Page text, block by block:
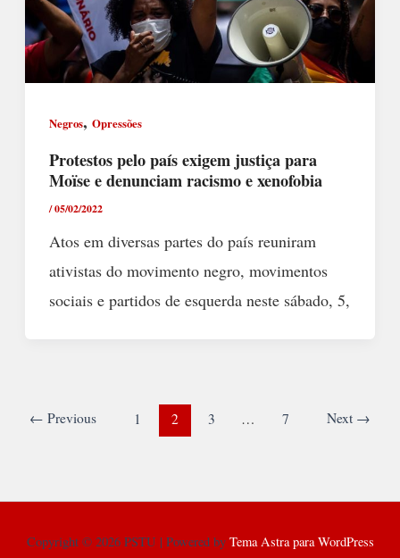
Negros, Opressões
Protestos pelo país exigem justiça para
Moïse e denunciam racismo e xenofobia
/05/02/2022
Atos em diversas partes do país reuniram
ativistas do movimento negro, movimentos
sociais e partidos de esquerda neste sábado, 5,
← Previous 1 2 3 … 7 Next →
Copyright © 2026 PSTU | Powered by Tema Astra para WordPress